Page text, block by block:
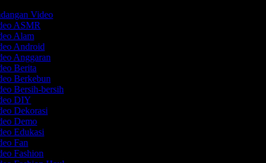
Video
ASMR
Alam
Android
Anggaran
Berita
Berkebun
Bersih-bersih
DIY
Dekorasi
Demo
Edukasi
Fan
Fashion